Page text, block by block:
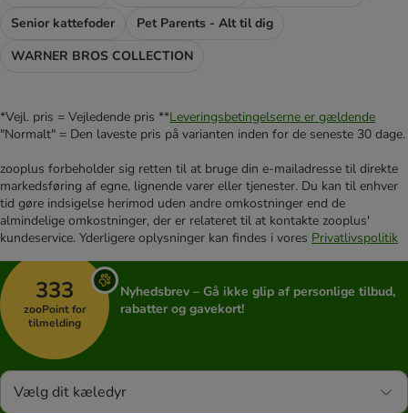
Senior kattefoder
Pet Parents - Alt til dig
WARNER BROS COLLECTION
*Vejl. pris = Vejledende pris **Leveringsbetingelserne er gældende
"Normalt" = Den laveste pris på varianten inden for de seneste 30 dage.
zooplus forbeholder sig retten til at bruge din e-mailadresse til direkte
markedsføring af egne, lignende varer eller tjenester. Du kan til enhver
tid gøre indsigelse herimod uden andre omkostninger end de
almindelige omkostninger, der er relateret til at kontakte zooplus'
kundeservice. Yderligere oplysninger kan findes i vores Privatlivspolitik
333
zooPoint for
tilmelding
Nyhedsbrev – Gå ikke glip af personlige tilbud,
rabatter og gavekort!
Vælg dit kæledyr